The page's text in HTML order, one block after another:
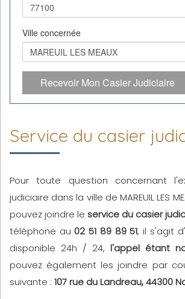
Ville concernée
Recevoir Mon Casier Judiciaire
Service du casier
Pour toute question concernant
judiciaire dans la ville de MAREUIL LES
pouvez joindre le service du casier
téléphone au 02 51 89 89 51, il s'agit
disponible 24h / 24, l'appel étant
pouvez également les joindre par
suivante : 107 rue du Landreau, 44300